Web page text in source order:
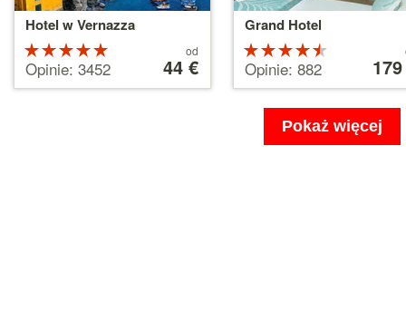
Hotel w Vernazza
5 na 5
gwiazdek
Opinie: 3452
od
44 €
Grand Hotel
4.5 na 5
gwiazdek
Opinie: 882 179 €
Pokaż więcej